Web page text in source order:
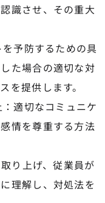
識させ、その重大
予防するための具
た場合の適切な対
を提供します。
適切なコミュニケ
情を尊重する方法
り上げ、従業員が
理解し、対処法を